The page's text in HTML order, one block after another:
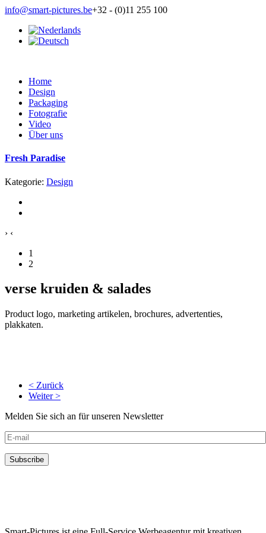
info@smart-pictures.be+32 - (0)11 255 100
Home
Design
Packaging
Fotografie
Video
Über uns
Fresh Paradise
Kategorie: Design
› ‹
1
2
verse kruiden & salades
Product logo, marketing artikelen, brochures, advertenties,
plakkaten.
< Zurück
Weiter >
Melden Sie sich an für unseren Newsletter